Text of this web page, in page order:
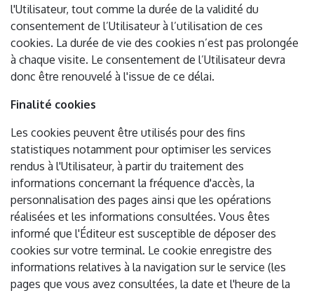
l'Utilisateur, tout comme la durée de la validité du
consentement de l’Utilisateur à l’utilisation de ces
cookies. La durée de vie des cookies n’est pas prolongée
à chaque visite. Le consentement de l’Utilisateur devra
donc être renouvelé à l'issue de ce délai.
Finalité cookies
Les cookies peuvent être utilisés pour des fins
statistiques notamment pour optimiser les services
rendus à l'Utilisateur, à partir du traitement des
informations concernant la fréquence d'accès, la
personnalisation des pages ainsi que les opérations
réalisées et les informations consultées. Vous êtes
informé que l'Éditeur est susceptible de déposer des
cookies sur votre terminal. Le cookie enregistre des
informations relatives à la navigation sur le service (les
pages que vous avez consultées, la date et l'heure de la